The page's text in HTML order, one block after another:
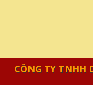
CÔNG TY TNHH